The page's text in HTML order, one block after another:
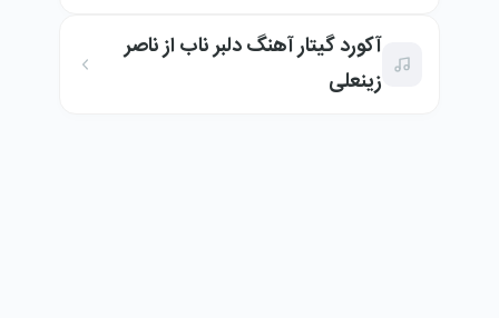
آکورد گیتار آهنگ دلبر ناب از ناصر
زینعلی